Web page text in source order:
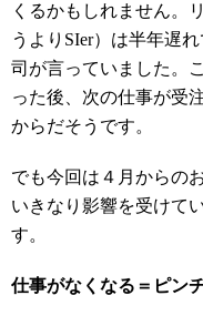
くるかもしれません。
うよりSIer）は半年遅
司が言っていました。
った後、次の仕事が受
からだそうです。
でも今回は４月からの
いきなり影響を受けて
す。
仕事がなくなる＝ピン